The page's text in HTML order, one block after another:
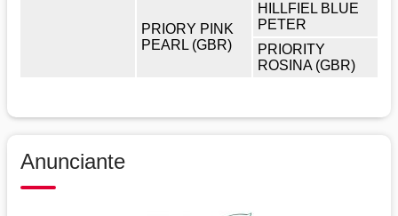
PRIORY PINK
PEARL (GBR)
HILLFIEL BLUE
PETER
PRIORITY
ROSINA (GBR)
Anunciante